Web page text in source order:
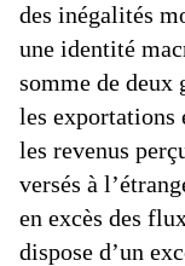
des inégalités
une identité
somme de deux
les exportations
les revenus
versés à
en excès des
dispose d’un